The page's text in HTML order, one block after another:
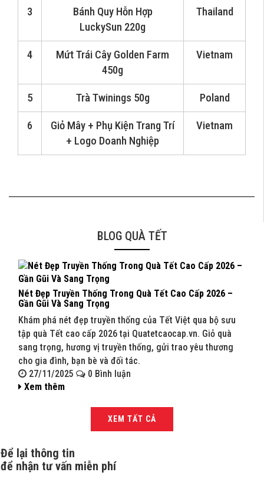
3
Bánh Quy Hỗn Hợp
LuckySun 220g
Thailand
4
Mứt Trái Cây Golden Farm
450g
Vietnam
5 Trà Twinings 50g Poland
6
Giỏ Mây + Phụ Kiện Trang Trí
+ Logo Doanh Nghiệp
Vietnam
BLOG QUÀ TẾT
Nét Đẹp Truyền Thống Trong Quà Tết Cao Cấp 2026 –
Gần Gũi Và Sang Trọng
Khám phá nét đẹp truyền thống của Tết Việt qua bộ sưu
tập quà Tết cao cấp 2026 tại Quatetcaocap.vn. Giỏ quà
sang trọng, hương vị truyền thống, gửi trao yêu thương
cho gia đình, bạn bè và đối tác.
27/11/2025
0 Bình luận
Xem thêm
XEM TẤT CẢ
Để lại thông tin
để nhận tư vấn miễn phí